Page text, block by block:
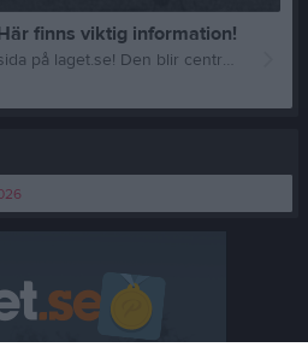
finns viktig information!
Välkommen till er nya gruppsida på laget.se! Den blir central i all kommunikation mellan aktiva, ledare, föräldrar och andra intresserade. För att komma igång direkt med en bra kommunikation i och omkring gruppen finns ett antal viktiga punkter för sidans administratör: • Logga in och lägga till alla aktiva och ledare under Medlemmar. • Fylla på kalendern med alla inplanerade aktiviteter. Matcher läggs till via Serier medan träningar och andra aktiviteter läggs till via Aktiviteter. • Skriv nyheter löpande och berätta om verksamheten. I takt med att nya nyheter läggs till kommer den här nyhetstexten att försvinna. Om någon i gruppen har frågor om laget.se är man alltid välkommen att kontakta vår support på support@laget.se eller 019-15 44 00. Varmt välkomna till laget.se!